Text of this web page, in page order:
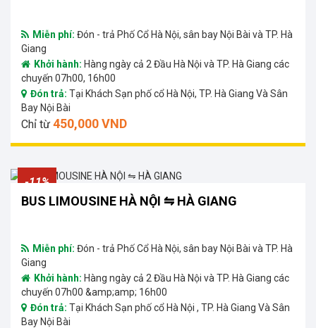
Miễn phí: Đón - trả Phố Cổ Hà Nội, sân bay Nội Bài và TP. Hà
Giang
Khởi hành: Hàng ngày cả 2 Đầu Hà Nội và TP. Hà Giang các
chuyến 07h00, 16h00
Đón trả: Tại Khách Sạn phố cổ Hà Nội, TP. Hà Giang Và Sân
Bay Nội Bài
Chỉ từ 450,000 VND
-11%
BUS LIMOUSINE HÀ NỘI ⇋ HÀ GIANG
Miễn phí: Đón - trả Phố Cổ Hà Nội, sân bay Nội Bài và TP. Hà
Giang
Khởi hành: Hàng ngày cả 2 Đầu Hà Nội và TP. Hà Giang các
chuyến 07h00 &amp;amp; 16h00
Đón trả: Tại Khách Sạn phố cổ Hà Nội , TP. Hà Giang Và Sân
Bay Nội Bài